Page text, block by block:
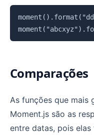
Comparações
As funções que
Moment.js são as
entre datas, pois